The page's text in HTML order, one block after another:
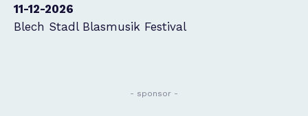
11-12-2026
Blech Stadl Blasmusik Festival
- sponsor -